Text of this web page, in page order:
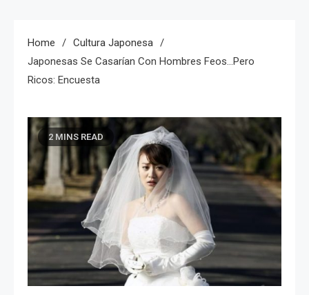
Home
Cultura Japonesa
Japonesas Se Casarían Con Hombres Feos…pero
Ricos: Encuesta
2 MINS READ